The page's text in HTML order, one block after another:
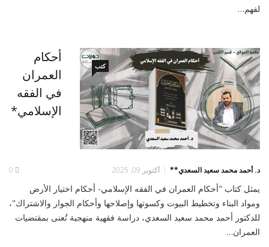
لفهم…
كتب
أحكام
العمران
في الفقه
الإسلامي*
د. أحمد محمد سعيد السعدي** أكتوبر 09, 2025 0
يمثل كتاب "أحكام العمران في الفقه الإسلامي- أحكام اختيار الأرض
ومواد البناء وتخطيط البيوت وكسوتها وإصلاحها وأحكام الجوار والاشتراك"،
للدكتور أحمد محمد سعيد السعدي، دراسة فقهية منهجية تُعنى بمقتضيات
العمران…